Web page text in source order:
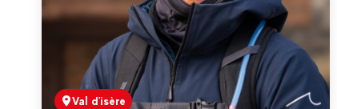
Val d'isère